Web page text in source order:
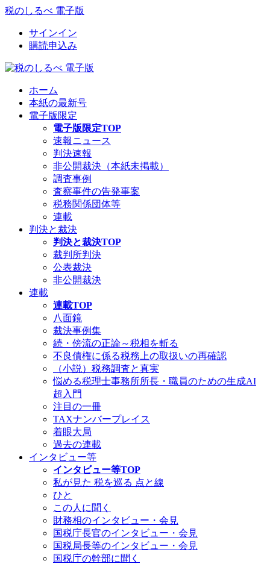
税のしるべ 電子版
サインイン
購読申込み
ホーム
本紙の最新号
電子版限定
電子版限定TOP
速報ニュース
判決速報
非公開裁決（本紙未掲載）
調査事例
査察事件の告発事案
税務関係団体等
連載
判決と裁決
判決と裁決TOP
裁判所判決
公表裁決
非公開裁決
連載
連載TOP
八面鏡
裁決事例集
続・傍流の正論～税相を斬る
不良債権に係る税務上の取扱いの再確認
（小説）税務調査と真実
悩める税理士事務所所長・職員のための生成AI
超入門
注目の一冊
TAXナンバープレイス
着眼大局
過去の連載
インタビュー等
インタビュー等TOP
私が見た 税を巡る 点と線
ひと
この人に聞く
財務相のインタビュー・会見
国税庁長官のインタビュー・会見
国税局長等のインタビュー・会見
国税庁の幹部に聞く